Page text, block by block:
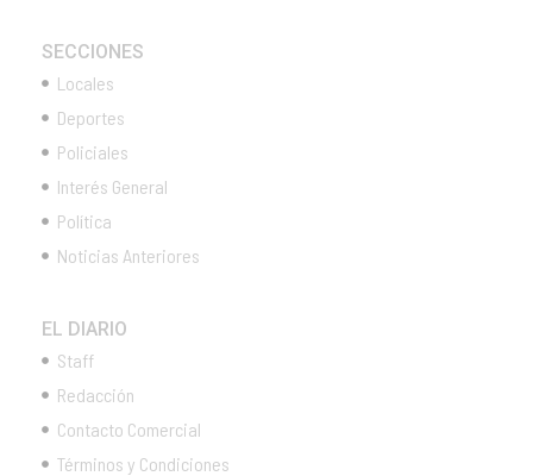
SECCIONES
Locales
Deportes
Policiales
Interés General
Política
Noticias Anteriores
EL DIARIO
Staff
Redacción
Contacto Comercial
Términos y Condiciones